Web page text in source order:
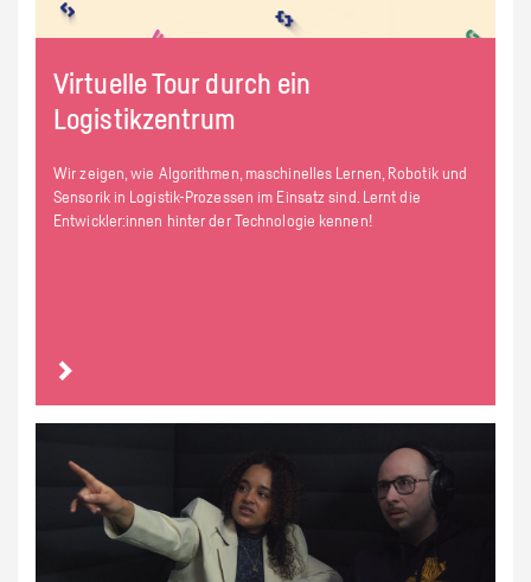
Virtuelle Tour durch ein
Logistikzentrum
Wir zeigen, wie Algorithmen, maschinelles Lernen, Robotik und
Sensorik in Logistik-Prozessen im Einsatz sind. Lernt die
Entwickler:innen hinter der Technologie kennen!